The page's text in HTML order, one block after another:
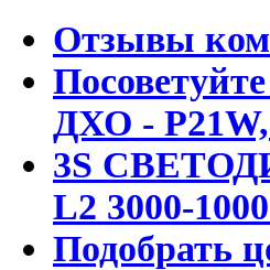
Отзывы
ДХО - P21W,
3S
L2 3000-
Подобрать